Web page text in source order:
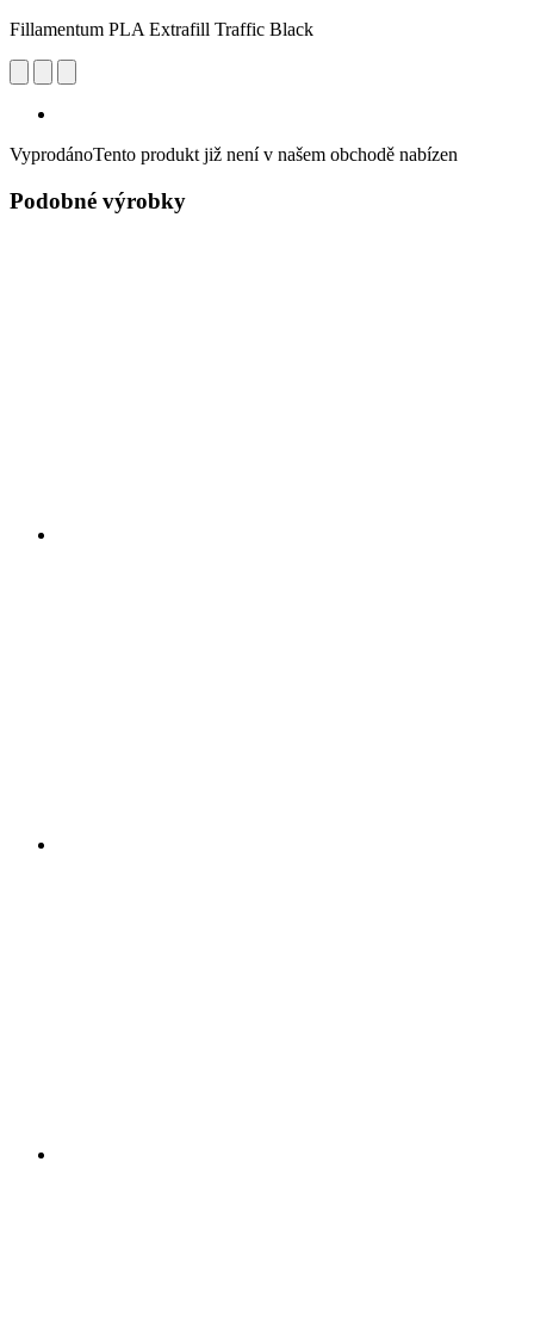
Fillamentum PLA Extrafill Traffic Black
VyprodánoTento produkt již není v našem obchodě nabízen
Podobné výrobky